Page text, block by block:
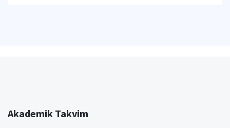
Akademik Takvim